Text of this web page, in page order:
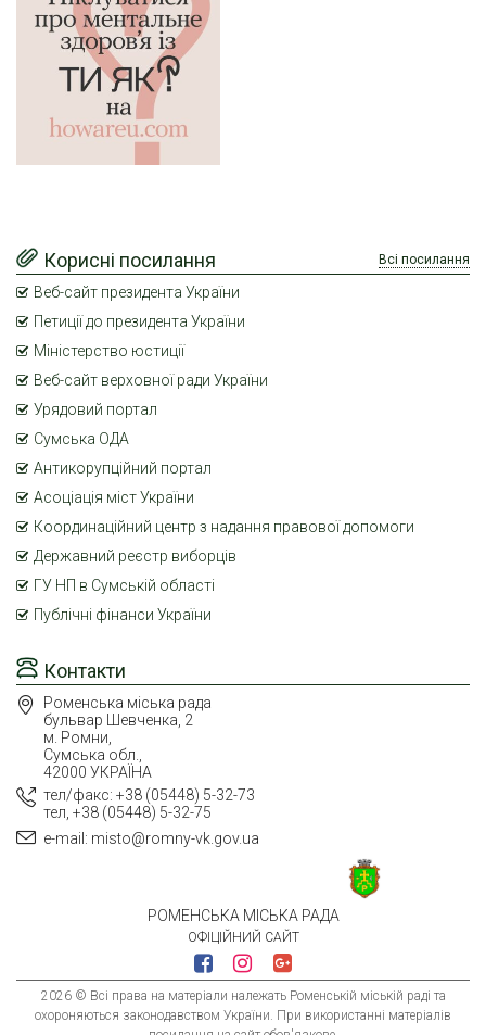
РОМЕНСЬКА МІСЬКА РАДА
ОФІЦІЙНИЙ САЙТ
2026 © Всі права на матеріали належать Роменській міській раді та
охороняються законодавством України. При використанні матеріалів
Контакти
Роменська міська рада
бульвар Шевченка, 2
м. Ромни,
Сумська обл.,
42000 УКРАЇНА
тел/факс: +38 (05448) 5-32-73
тел, +38 (05448) 5-32-75
e-mail: misto@romny-vk.gov.ua
Корисні посилання Всі посилання
Веб-сайт президента України
Петиції до президента України
Міністерство юстиції
Веб-сайт верховної ради України
Урядовий портал
Сумська ОДА
Антикорупційний портал
Асоціація міст України
Координаційний центр з надання правової допомоги
Державний реєстр виборців
ГУ НП в Сумській області
Публічні фінанси України